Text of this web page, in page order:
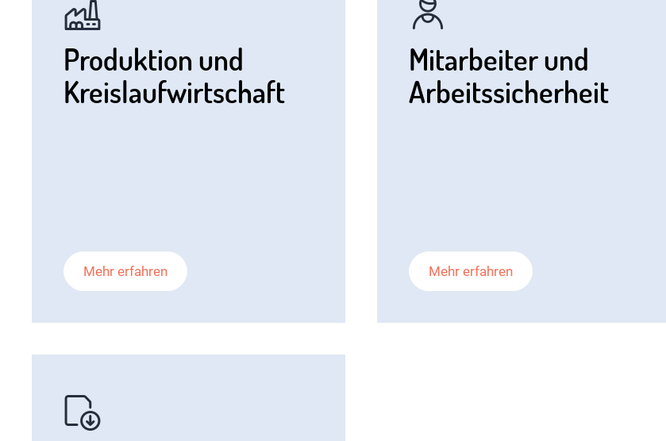
Produktion und
Kreislaufwirtschaft
Mehr erfahren
Mitarbeiter und
Arbeitssicherheit
Mehr erfahren